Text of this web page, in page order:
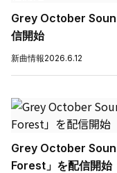
Grey October
信開始
新曲情報2026.6.12
Grey October
Forest」を配信開始